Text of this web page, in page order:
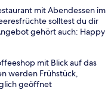
mit Abendessen im
solltest du dir
gehört auch: Happy
mit Blick auf das
werden Frühstück,
geöffnet